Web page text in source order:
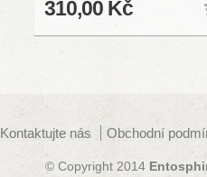
310,00 Kč
Kontaktujte nás Obchodní
© Copyright 2014